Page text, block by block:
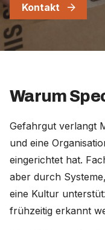
Kontakt
Warum
Gefahrgut verlangt
und eine
eingerichtet hat.
aber durch
eine Kultur
frühzeitig erkannt